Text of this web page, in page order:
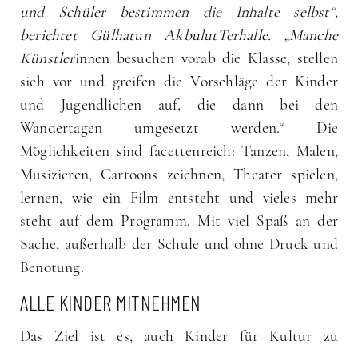
und Schüler bestimmen die Inhalte selbst“,
berichtet Gülhatun AkbulutTerhalle. „Manche
Künstlerinnen besuchen vorab die Klasse, stellen
sich vor und greifen die Vorschläge der Kinder
und Jugendlichen auf, die dann bei den
Wandertagen umgesetzt werden.“ Die
Möglichkeiten sind facettenreich: Tanzen, Malen,
Musizieren, Cartoons zeichnen, Theater spielen,
lernen, wie ein Film entsteht und vieles mehr
steht auf dem Programm. Mit viel Spaß an der
Sache, außerhalb der Schule und ohne Druck und
Benotung.
ALLE KINDER MITNEHMEN
Das Ziel ist es, auch Kinder für Kultur zu